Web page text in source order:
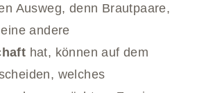
Ausweg, denn Brautpaare,
andere
hat, können auf dem
welches